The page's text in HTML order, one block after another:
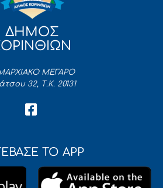
ΔΗΜΟΣ
ΜΕΓΑΡΟ
32, Τ.Κ. 20131
ΤΟ APP